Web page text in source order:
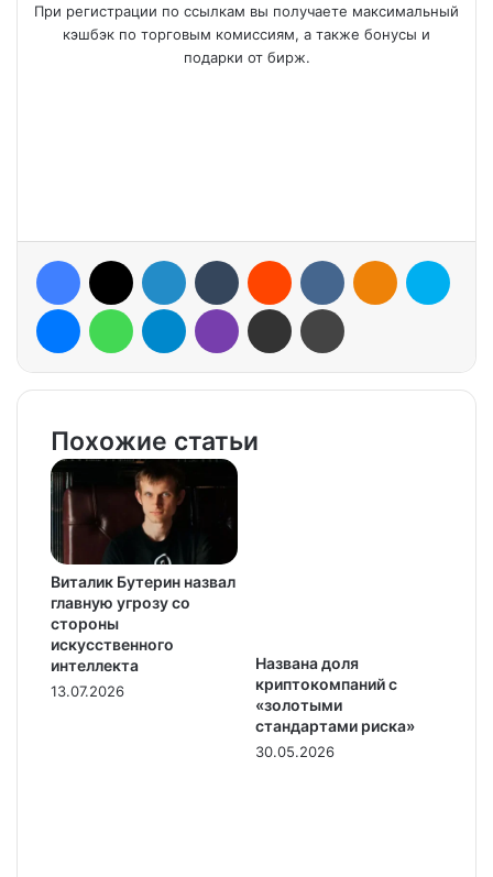
При регистрации по ссылкам вы получаете максимальный
кэшбэк по торговым комиссиям, а также бонусы и
подарки от бирж.
Похожие статьи
Виталик Бутерин назвал
главную угрозу со
стороны
искусственного
интеллекта
13.07.2026
Названа доля
криптокомпаний с
«золотыми
стандартами риска»
30.05.2026